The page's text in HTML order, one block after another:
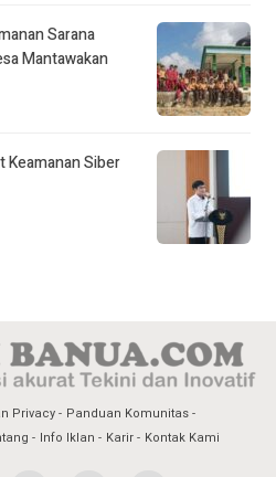
Sarana
Mantawakan
Keamanan Siber
Privacy
Panduan Komunitas
Info Iklan Karir Kontak Kami